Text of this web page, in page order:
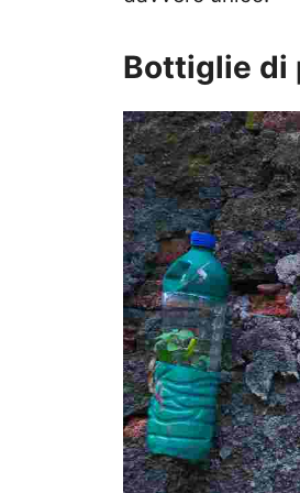
Bottiglie di